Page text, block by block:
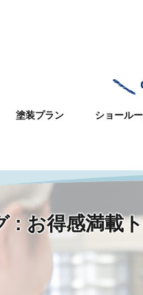
塗装プラン ショール
大幅な値引き＝手抜き工事？？
lctxs32/daiei-
: お得感満載